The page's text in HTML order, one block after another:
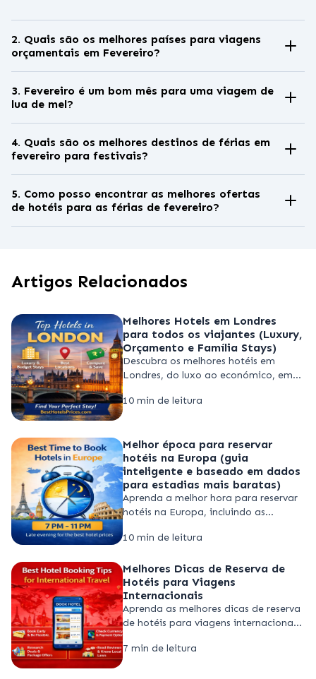
2. Quais são os melhores países para viagens
orçamentais em Fevereiro?
Tailândia, México e partes da Europa
Oriental são considerados alguns dos
lugares mais baratos
fevereiro, graças aos preços mais baixos
de hotéis e menos turistas em
comparação com as altas temporadas.
3. Fevereiro é um bom mês para uma viagem de
lua de mel?
Sim, fevereiro é um dos melhores meses
para destinos de lua de mel em todo o
mundo. Lugares como Maldivas, Paris,
Itália e Suíça são especialmente populares
devido ao clima romântico, festivais e
menos multidões.
4. Quais são os melhores destinos de férias em
fevereiro para festivais?
Fevereiro abriga alguns dos maiores
festivais do mundo, incluindo o Carnaval
do Rio no Brasil, o Carnaval de Veneza na
Itália e festivais de inverno no Japão,
5. Como posso encontrar as melhores ofertas
de hotéis para as férias de fevereiro?
A maneira mais fácil é usar um site de
plataformas de reserva ao mesmo tempo
disponibilidade para as suas datas de
viagem.
Artigos Relacionados
Melhores Hotels em Londres
para todos os viajantes (Luxury,
Orçamento e Família Stays)
Descubra os melhores hotéis em
Londres, do luxo ao económico, em
escolha a melhor zona e reserve de
10 min de leitura
Melhor época para reservar
hotéis na Europa (guia
inteligente e baseado em dados
para estadias mais baratas)
Aprenda a melhor hora para reservar
hotéis na Europa, incluindo as
estratégias inteligentes para
principais destinos europeus.
10 min de leitura
Melhores Dicas de Reserva de
Hotéis para Viagens
Internacionais
Aprenda as melhores dicas de reserva
de hotéis para viagens internacionais,
internacionalmente, comparar preços
7 min de leitura